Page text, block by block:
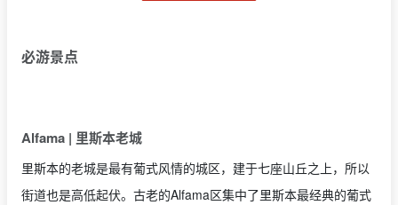
必游景点
Alfama | 里斯本老城
里斯本的老城是最有葡式风情的城区，建于七座山丘之上，所以
街道也是高低起伏。古老的Alfama区集中了里斯本最经典的葡式